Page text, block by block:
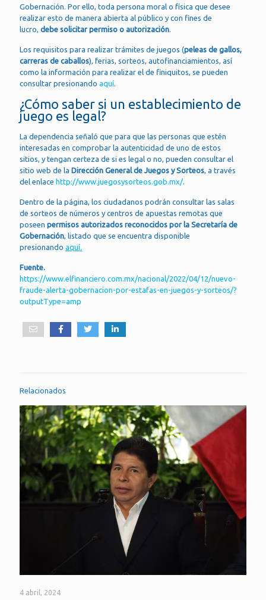
Gobernación. Por ello, toda persona moral o física que desee
realizar esto de manera abierta al público y con fines de
lucro, debe solicitar permiso o autorización.
Los requisitos para realizar trámites de juegos (peleas de gallos,
carreras de caballos), ferias, sorteos, autofinanciamientos, así
como la información para realizar el de finiquitos, se pueden
consultar presionando aquí.
¿Cómo saber si un establecimiento de
juego es legal?
La dependencia señaló que para que las personas que estén
interesadas en comprobar la autenticidad de uno de estos
sitios, y tengan certeza de si es legal o no, pueden consultar el
sitio web de la Dirección General de Juegos y Sorteos, a través
del enlace http://www.juegosysorteos.gob.mx/.
Dentro de la página, los ciudadanos podrán consultar las salas
de sorteos de números y centros de apuestas remotas que
poseen permisos autorizados reconocidos por la Secretaría de
Gobernación, listado que se encuentra disponible
presionando aquí.
Fuente.
https://www.elfinanciero.com.mx/nacional/2022/04/12/nuevo-
fraude-alerta-gobernacion-por-estafas-en-juegos-y-sorteos/?
outputType=amp
Relacionados
4 abril, 2024